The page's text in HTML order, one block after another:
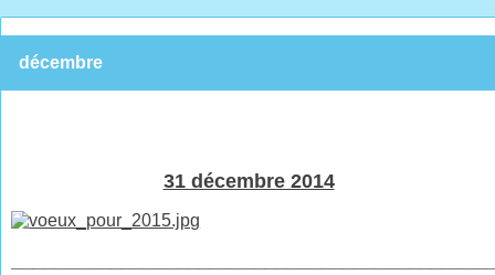
décembre
31 décembre 2014